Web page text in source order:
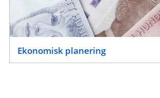
Ekonomisk planering